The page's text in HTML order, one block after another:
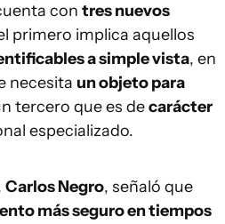
con tres nuevos
primero implica aquellos
a simple vista, en
necesita un objeto para
tercero que es decarácter
especializado.
Carlos Negro, señaló que
más seguro en tiempos